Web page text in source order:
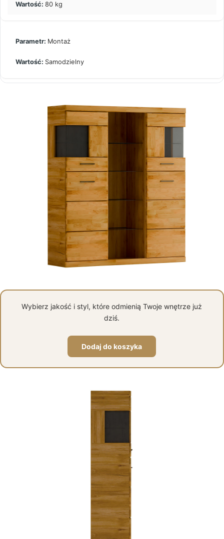
80 kg
Montaż
Samodzielny
Wybierz jakość i styl, które odmienią Twoje wnętrze już
dziś.
Dodaj do koszyka